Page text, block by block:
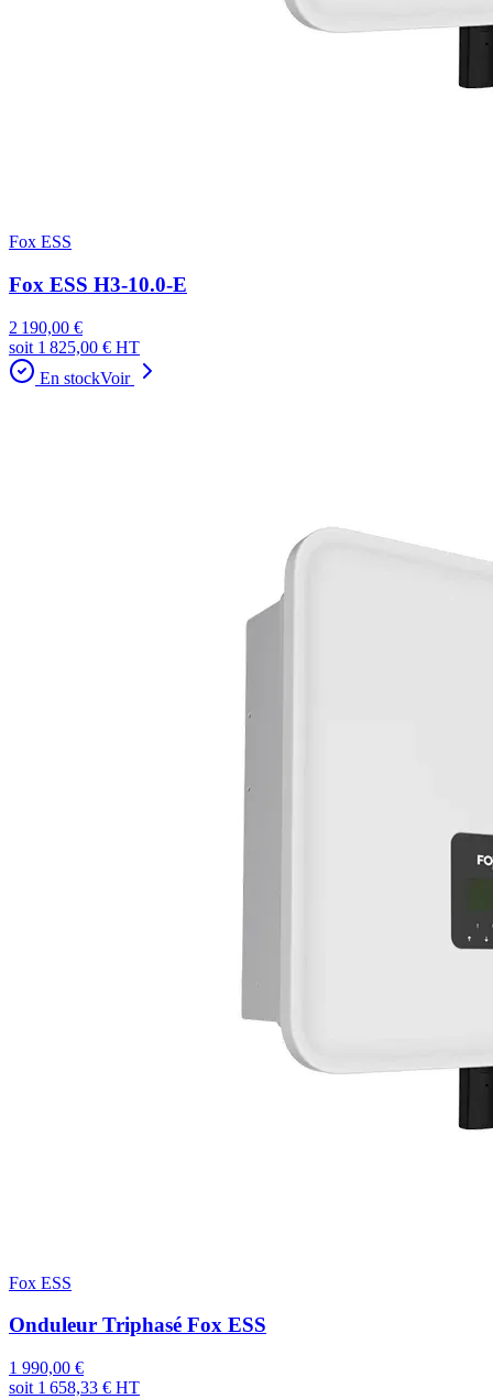
Fox ESS
Fox ESS H3-10.0-E
2 190,00 €
soit 1 825,00 € HT
En stockVoir
Fox ESS
Onduleur Triphasé Fox ESS
1 990,00 €
soit 1 658,33 € HT